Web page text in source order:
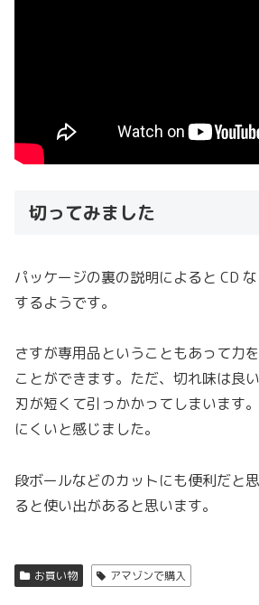
切ってみました
パッケージの裏の説明によると CD
するようです。
さすが専用品ということもあって力
ことができます。ただ、切れ味は良
刃が短くて引っかかってしまいます
にくいと感じました。
段ボールなどのカットにも便利だと
ると使い出があると思います。
お買い物 アマゾンで購入